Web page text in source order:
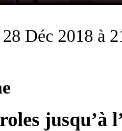
Déc 2018 à
jusqu’à